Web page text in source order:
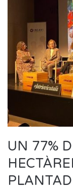
UN 77%